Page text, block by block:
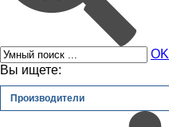
OK
Вы ищете:
Производители